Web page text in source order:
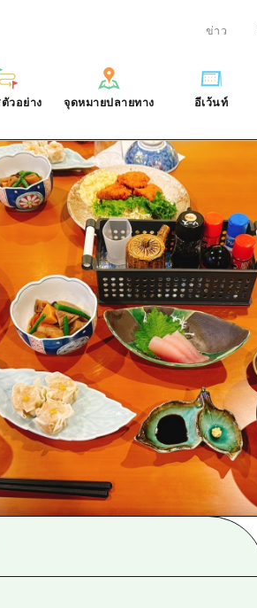
ข่าว
ประสบการณ์ / ในการเรียนรู้
มาตรฐาน
ประวัติศาสตร์ / วัฒนธรรม
การรักษา
ธรรมชาติ
วอย่าง
บริเวณรอบเมืองฮิโรชิม่า
อากิ
บิโฮค
เกโฮค
บริเวณรอบๆ มิยาจิมะ
ยามากุจิตะวันออก
จุดหมายปลายทาง
รายการ
บริเวณรอบเมืองฮิโรชิม่า
บิงโก
บิโฮคุ
เกโฮคุ
บริเวณรอบๆ มิยาจิมะ
ยามากุจิตะวันออก
จังหวัดเอฮิเมะ
อีเว้นท์
ฮิโรชิมะโอโมะเตะนะชิ
ฮิโรชิม่า ฟรี Wi-Fi
TRAVELPAL International
ไกด์อาสาสมัครไ
วิดีโอฮิโรชิม่า
ดาวน์โหลดรูปภาพ
ข้อมูลการขนส่งระหว่างเกิดภัยพิบัติ